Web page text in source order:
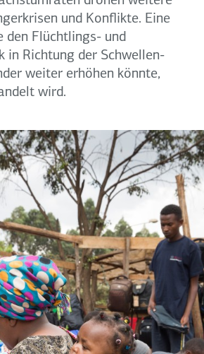
und Konflikte. Eine
den Flüchtlings- und
in Richtung der Schwellen-
weiter erhöhen könnte,
wird.